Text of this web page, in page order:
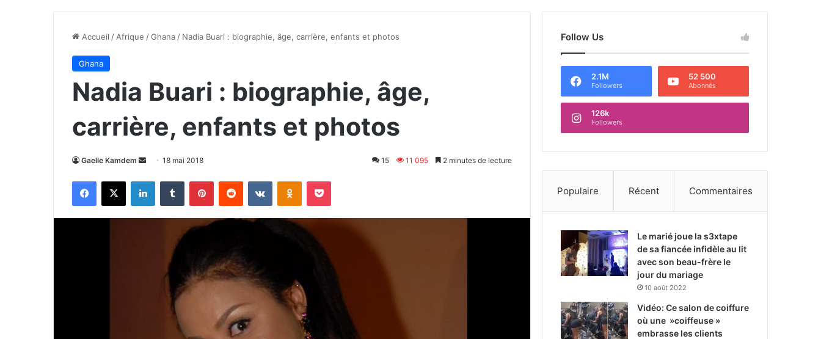
Accueil / Afrique /Ghana / Nadia Buari : biographie, âge, carrière, enfants et photos
Ghana
Nadia Buari : biographie, âge,
carrière, enfants et photos
Gaelle Kamdem
Envoyer
courriel
18 mai 2018 15 11 095 2 minutes de lecture
Facebook
X LinkedinTumblr PinterestReddit VKontakteOdnoklassniki
Pocket
Follow Us
2.1M
Followers
52 500
Abonnés
126k
Followers
Populaire Récent Commentaires
Le marié joue la s3xtape
de sa fiancée infidèle au lit
avec son beau-frère le
jour du mariage
10 août 2022
Vidéo: Ce salon de coiffure
où une »coiffeuse »
embrasse les clients